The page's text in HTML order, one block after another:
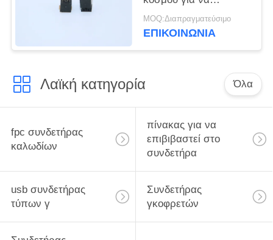
επιβιβαστεί στον
αρσενικό τύπο
MOQ:Διαπραγματεύσιμο
ΕΠΙΚΟΙΝΩΝΙΑ
Λαϊκή κατηγορία Όλα
fpc συνδετήρας
καλωδίων
πίνακας για να
επιβιβαστεί στο
συνδετήρα
usb συνδετήρας
τύπων γ
Συνδετήρας
γκοφρετών